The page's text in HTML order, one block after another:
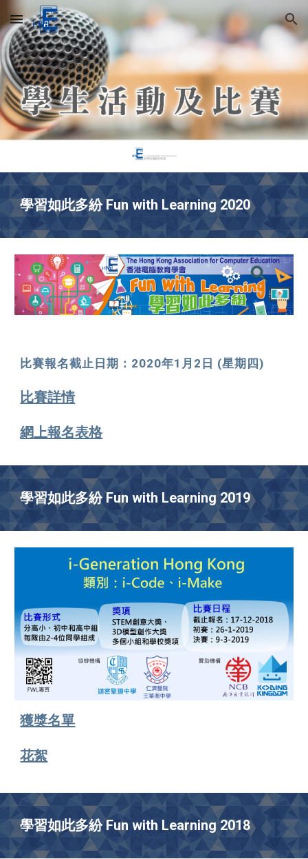
Skip to main content Skip to navigation
學習如此多紛 Fun with Learning 2020
比賽報名截止日期：2020年1月2日 (星期四)
比賽詳情
網上報名表格
學習如此多紛 Fun with Learning 2019
獲獎名單
花絮
學習如此多紛 Fun with Learning 2018